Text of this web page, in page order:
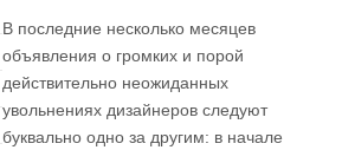
В последние несколько месяцев
объявления о громких и порой
действительно неожиданных
увольнениях дизайнеров следуют
буквально одно за другим: в начале